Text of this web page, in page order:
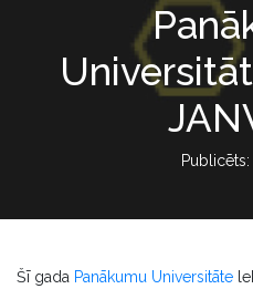
Šī gada Panākumu Universitāte